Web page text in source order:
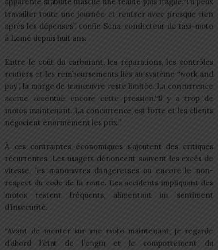
apparente stabilité masque une réalité plus fragile.“Tu peux
travailler toute une journée et rentrer avec presque rien
après les dépenses”, confie Sena, conducteur de taxi-moto
à Lomé depuis huit ans.
Entre le coût du carburant, les réparations, les contrôles
routiers et les remboursements liés au système “work and
pay”, la marge de manœuvre reste limitée. La concurrence
accrue accentue encore cette pression.“Il y a trop de
motos maintenant. La concurrence est forte et les clients
négocient énormément les prix.”
À ces contraintes économiques s’ajoutent des critiques
récurrentes. Les usagers dénoncent souvent les excès de
vitesse, les manœuvres dangereuses ou encore le non-
respect du code de la route. Les accidents impliquant des
motos restent fréquents, alimentant un sentiment
d’insécurité.
“Avant de monter sur une moto maintenant, je regarde
d’abord l’état de l’engin et le comportement du